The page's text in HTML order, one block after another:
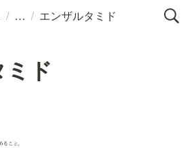
/ / エンザルタミド
ド